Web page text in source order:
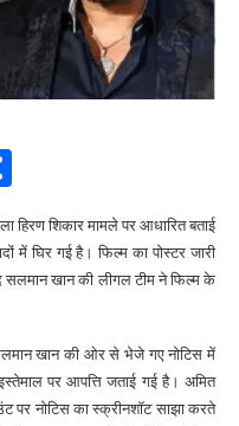
हिरण शिकार मामले पर आधारित बताई
में घिर गई है। फिल्म का पोस्टर जारी
सलमान खान की लीगल टीम ने फिल्म के
सलमान खान की ओर से भेजे गए नोटिस में
पर आपत्ति जताई गई है। अमित
पर नोटिस का स्क्रीनशॉट साझा करते